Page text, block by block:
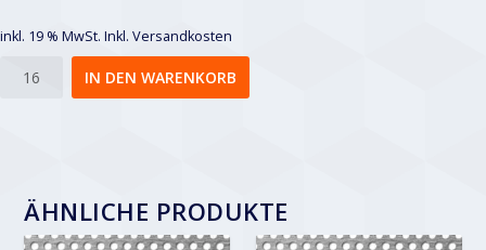
inkl. 19 % MwSt. Inkl. Versandkosten
IN DEN WARENKORB
ÄHNLICHE PRODUKTE